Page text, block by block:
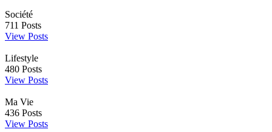
Société
711 Posts
View Posts
Lifestyle
480 Posts
View Posts
Ma Vie
436 Posts
View Posts